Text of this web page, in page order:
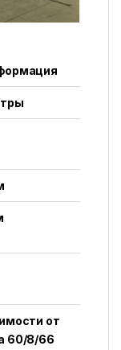
от
60/8/66